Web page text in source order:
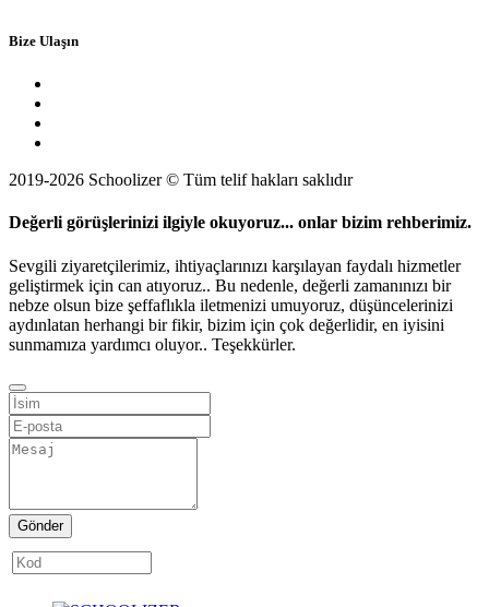
Bize Ulaşın
2019-2026 Schoolizer © Tüm telif hakları saklıdır
Değerli görüşlerinizi ilgiyle okuyoruz... onlar bizim rehberimiz.
Sevgili ziyaretçilerimiz, ihtiyaçlarınızı karşılayan faydalı hizmetler
geliştirmek için can atıyoruz.. Bu nedenle, değerli zamanınızı bir
nebze olsun bize şeffaflıkla iletmenizi umuyoruz, düşüncelerinizi
aydınlatan herhangi bir fikir, bizim için çok değerlidir, en iyisini
sunmamıza yardımcı oluyor.. Teşekkürler.
Gönder